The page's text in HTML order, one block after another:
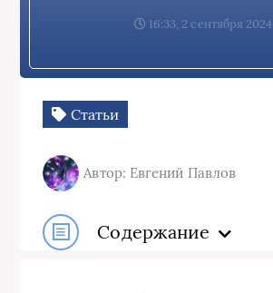
16:33, 2 сентября 2024
Статьи
Автор: Евгений Павлов
Содержание